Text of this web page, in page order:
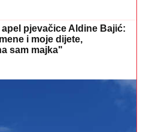
pjevačice Aldine Bajić:
i moje dijete,
sam majka"